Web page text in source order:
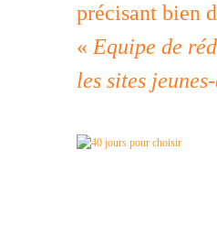
précisant bien
« Equipe de
les sites